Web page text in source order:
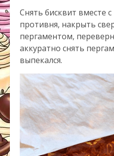
Снять бисквит вместе
противня, накрыть
пергаментом,
аккуратно снять
выпекался.